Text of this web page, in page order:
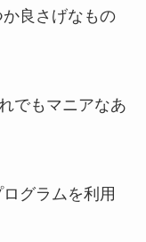
良さげなもの
でもマニアなあ
グラムを利用